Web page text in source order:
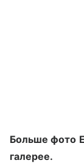
Больше фото
галерее.